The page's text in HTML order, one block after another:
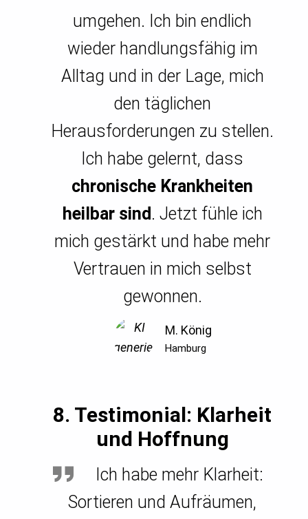
umgehen. Ich bin endlich
wieder handlungsfähig im
Alltag und in der Lage, mich
den täglichen
Herausforderungen zu stellen.
Ich habe gelernt, dass
chronische Krankheiten
heilbar sind . Jetzt fühle ich
mich gestärkt und habe mehr
Vertrauen in mich selbst
gewonnen.
M. König
Hamburg
8. Testimonial: Klarheit
und Hoffnung
Ich habe mehr Klarheit:
Sortieren und Aufräumen,